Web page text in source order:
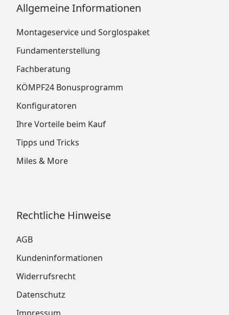
Allgemeine Informationen
Montageservice und Sorglospaket
Fundamenterstellung
Fachberatung
KÖMPF24 Bonusprogramm
Konfiguratoren
Ihre Vorteile beim Kauf
Tipps und Tricks
Miles & More
Rechtliche Hinweise
AGB
Kundeninformationen
Widerrufsrecht
Datenschutz